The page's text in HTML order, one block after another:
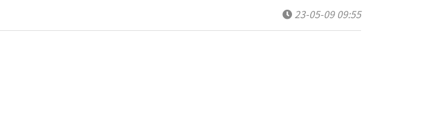
23-05-09 09:55